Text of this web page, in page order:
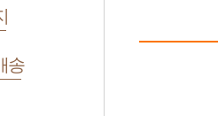
송